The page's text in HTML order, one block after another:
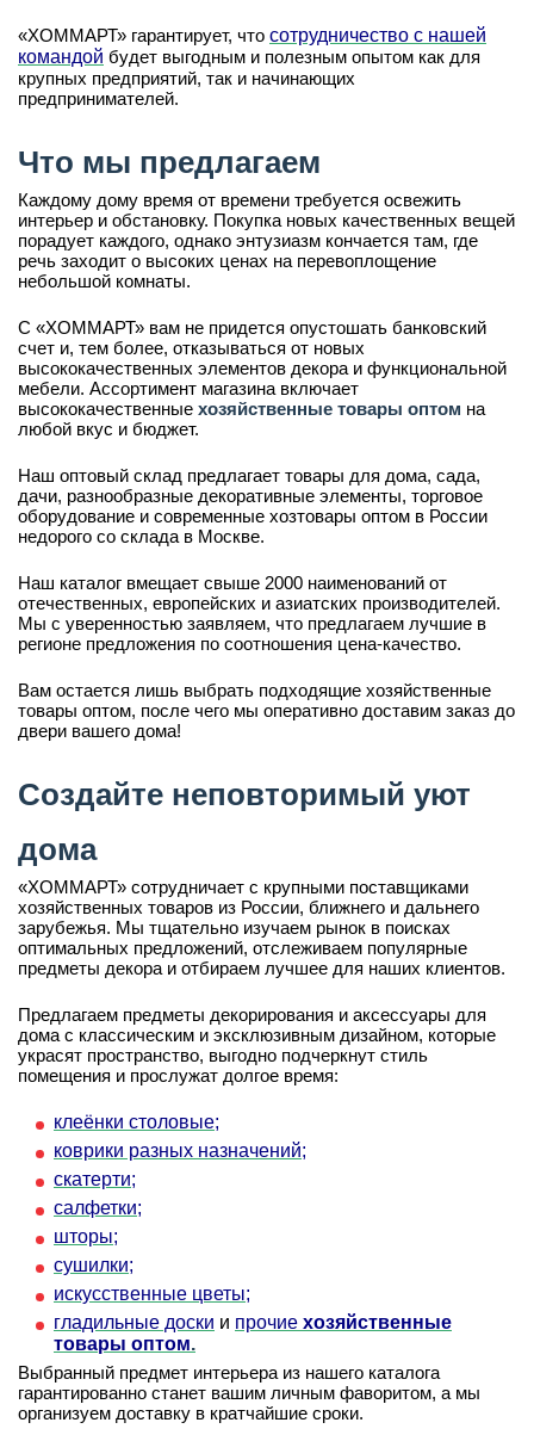
«ХОММАРТ» гарантирует, что сотрудничество с нашей
командой будет выгодным и полезным опытом как для
крупных предприятий, так и начинающих
предпринимателей.
Что мы предлагаем
Каждому дому время от времени требуется освежить
интерьер и обстановку. Покупка новых качественных вещей
порадует каждого, однако энтузиазм кончается там, где
речь заходит о высоких ценах на перевоплощение
небольшой комнаты.
С «ХОММАРТ» вам не придется опустошать банковский
счет и, тем более, отказываться от новых
высококачественных элементов декора и функциональной
мебели. Ассортимент магазина включает
высококачественные хозяйственные товары оптом на
любой вкус и бюджет.
Наш оптовый склад предлагает товары для дома, сада,
дачи, разнообразные декоративные элементы, торговое
оборудование и современные хозтовары оптом в России
недорого со склада в Москве.
Наш каталог вмещает свыше 2000 наименований от
отечественных, европейских и азиатских производителей.
Мы с уверенностью заявляем, что предлагаем лучшие в
регионе предложения по соотношения цена-качество.
Вам остается лишь выбрать подходящие хозяйственные
товары оптом, после чего мы оперативно доставим заказ до
двери вашего дома!
Создайте неповторимый уют
дома
«ХОММАРТ» сотрудничает с крупными поставщиками
хозяйственных товаров из России, ближнего и дальнего
зарубежья. Мы тщательно изучаем рынок в поисках
оптимальных предложений, отслеживаем популярные
предметы декора и отбираем лучшее для наших клиентов.
Предлагаем предметы декорирования и аксессуары для
дома с классическим и эксклюзивным дизайном, которые
украсят пространство, выгодно подчеркнут стиль
помещения и прослужат долгое время:
клеёнки столовые;
коврики разных назначений;
скатерти;
салфетки;
шторы;
сушилки;
искусственные цветы;
гладильные доски и прочие хозяйственные
товары оптом.
Выбранный предмет интерьера из нашего каталога
гарантированно станет вашим личным фаворитом, а мы
организуем доставку в кратчайшие сроки.